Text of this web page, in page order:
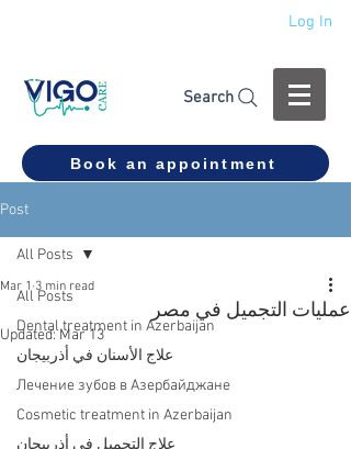
Log In
Search
Book an appointment
Post
All Posts
Dental treatment in Azerbaijan
علاج الأسنان في أذربيجان
Лечение зубов в Азербайджане
Cosmetic treatment in Azerbaijan
علاج التجميل في أذربيجان
All Posts
عمليات التجميل في مصر
Mar 1 3 min read
Updated:Mar 13